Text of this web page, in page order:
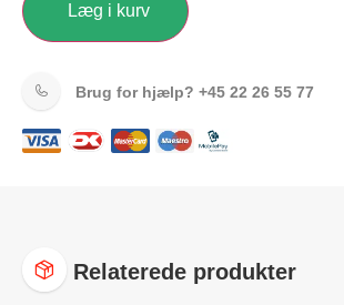
Læg i kurv
Brug for hjælp? +45 22 26 55 77
Relaterede produkter